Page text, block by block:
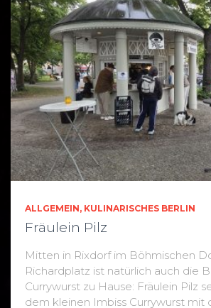
ALLGEMEIN KULINARISCHES BERLIN
Fräulein Pilz
Mitten in Rixdorf im Böhmischen
Richardplatz ist natürlich auch die
Currywurst zu Hause: Fräulein Pilz
dem kleinen Imbiss Currywurst mit